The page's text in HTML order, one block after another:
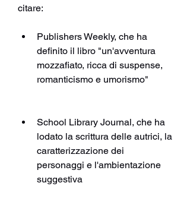
citare:
Publishers Weekly, che ha
definito il libro "un'avventura
mozzafiato, ricca di suspense,
romanticismo e umorismo"
School Library Journal, che ha
lodato la scrittura delle autrici, la
caratterizzazione dei
personaggi e l'ambientazione
suggestiva